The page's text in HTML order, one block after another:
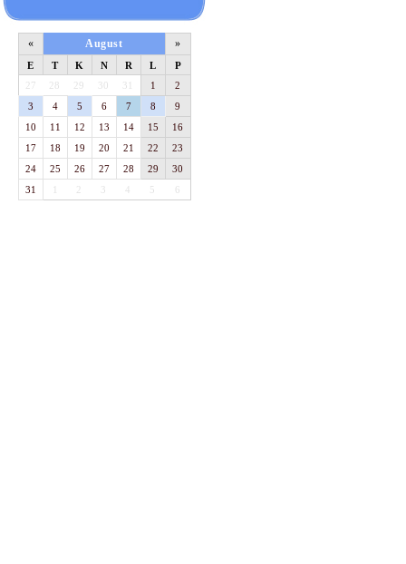
« August »
E T K N R L
P
27
28 29 30 31 1
2
3
4 5 6 7 8
9
10
11 12 13 14 15
16
17
18 19 20 21 22
23
24
25 26 27 28 29
30
31
1 3 4 5 6